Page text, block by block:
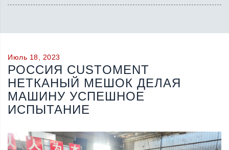
Июль 18, 2023
РОССИЯ CUSTOMENT
НЕТКАНЫЙ МЕШОК ДЕЛАЯ
МАШИНУ УСПЕШНОЕ
ИСПЫТАНИЕ